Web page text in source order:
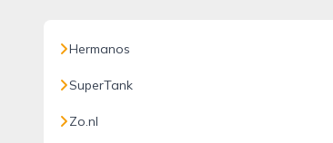
Hermanos
SuperTank
Zo.nl